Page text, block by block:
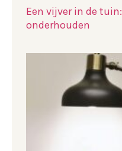
Een vijver in de
onderhouden